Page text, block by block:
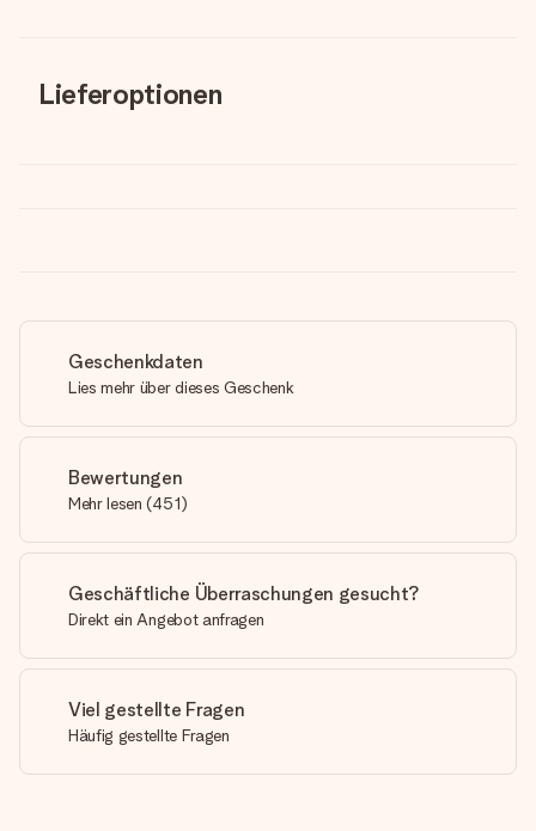
Lieferoptionen
Geschenkdaten
Lies mehr über dieses Geschenk
Bewertungen
Mehr lesen (451)
Geschäftliche Überraschungen gesucht?
Direkt ein Angebot anfragen
Viel gestellte Fragen
Häufig gestellte Fragen